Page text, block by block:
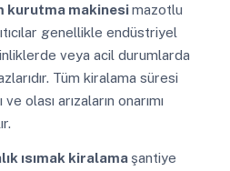
kurutma makinesimazotlu
genellikle endüstriyel
veya acil durumlarda
Tüm kiralama süresi
olası arızaların onarımı
ısımak kiralama şantiye